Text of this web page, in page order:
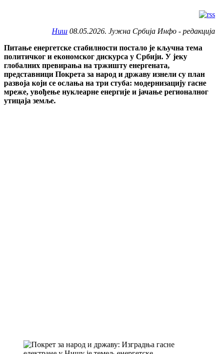
Ниш 08.05.2026. Јужна Србија Инфо - редакција
Питање енергетске стабилности постало је кључна тема
политичког и економског дискурса у Србији. У јеку
глобалних превирања на тржишту енергената,
представници Покрета за народ и државу изнели су план
развоја који се ослања на три стуба: модернизацију гасне
мреже, увођење нуклеарне енергије и јачање регионалног
утицаја земље.